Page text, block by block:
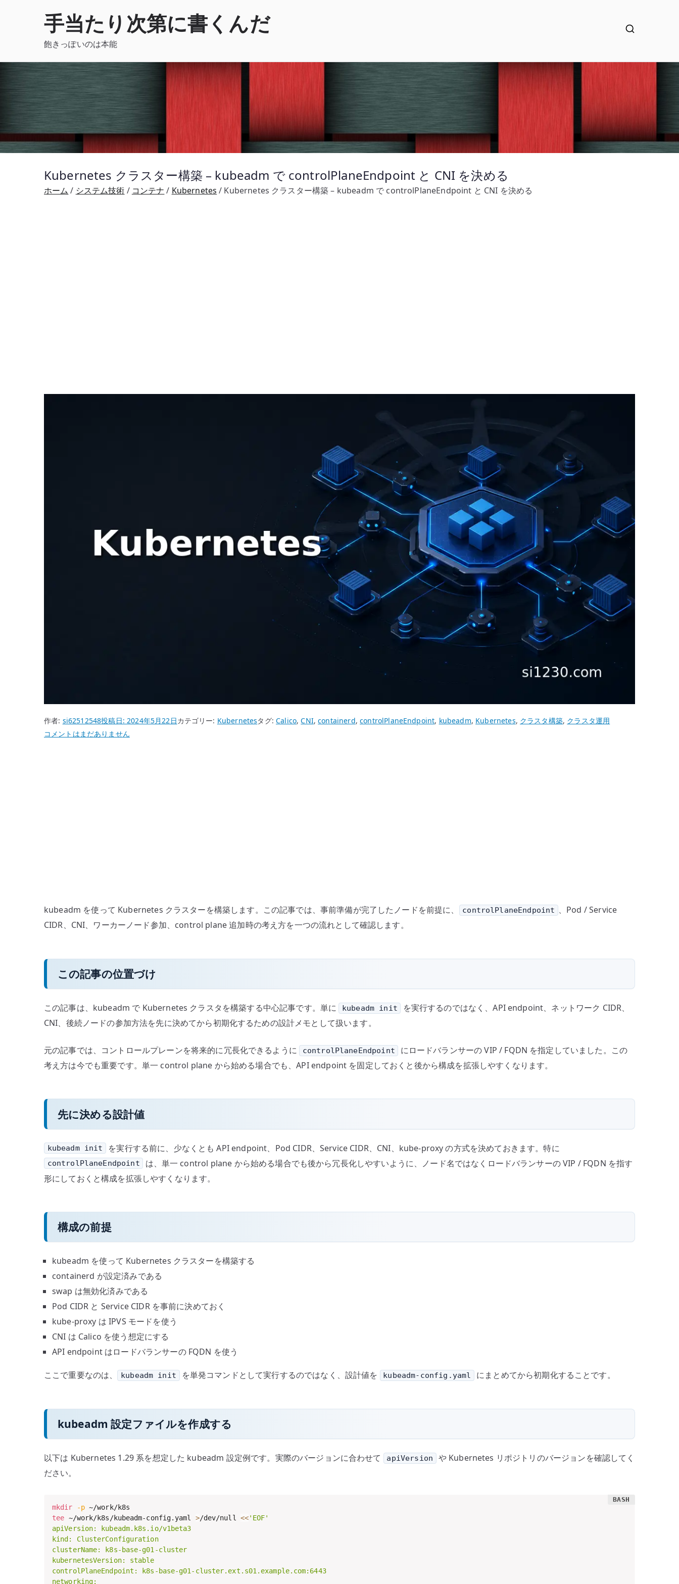
手当たり次第に書くんだ
飽きっぽいのは本能
Kubernetes クラスター構築 – kubeadm で controlPlaneEndpoint と CNI を決める
ホーム システム技術 コンテナ Kubernetes Kubernetes クラスター構築 – kubeadm で controlPlaneEndpoint と CNI を決める
作者: si62512548投稿日:2024年5月22日カテゴリー: Kubernetesタグ:Calico,CNI,containerd,controlPlaneEndpoint, kubeadm, Kubernetes, クラスタ構築, クラスタ運用
Kubernetes
決
る
コメントはまだありません
kubeadm を使って Kubernetes クラスターを構築します。この記事では、事前準備が完了したノードを前提に、 controlPlaneEndpoint 、Pod / Service
CIDR、CNI、ワーカーノード参加、control plane 追加時の考え方を一つの流れとして確認します。
この記事の位置づけ
この記事は、kubeadm で Kubernetes クラスタを構築する中心記事です。単に kubeadm init
を実行するのではなく、API endpoint、ネットワーク CIDR、
CNI、後続ノードの参加方法を先に決めてから初期化するための設計メモとして扱います。
元の記事では、コントロールプレーンを将来的に冗長化できるように controlPlaneEndpoint
にロードバランサーの VIP / FQDN を指定していました。この
考え方は今でも重要です。単一 control plane から始める場合でも、API endpoint を固定しておくと後から構成を拡張しやすくなります。
先に決める設計値
kubeadm init を実行する前に、少なくとも API endpoint、Pod CIDR、Service CIDR、CNI、kube-proxy の方式を決めておきます。特に
controlPlaneEndpoint
は、単一 control plane から始める場合でも後から冗長化しやすいように、ノード名ではなくロードバランサーの VIP / FQDN を指す
形にしておくと構成を拡張しやすくなります。
構成の前提
kubeadm を使って Kubernetes クラスターを構築する
containerd が設定済みである
swap は無効化済みである
Pod CIDR と Service CIDR を事前に決めておく
kube-proxy は IPVS モードを使う
CNI は Calico を使う想定にする
API endpoint はロードバランサーの FQDN を使う
ここで重要なのは、 kubeadm init を単発コマンドとして実行するのではなく、設計値を kubeadm-config.yaml にまとめてから初期化することです。
kubeadm 設定ファイルを作成する
以下は Kubernetes 1.29 系を想定した kubeadm 設定例です。実際のバージョンに合わせて apiVersion
や Kubernetes リポジトリのバージョンを確認してく
ださい。
mkdir -p
tee ~/work/k8s/kubeadm-config.yaml >/dev/null <<'EOF'
apiVersion: kubeadm.k8s.io/v1beta3
kind: ClusterConfiguration
clusterName: k8s-base-g01-cluster
kubernetesVersion: stable
controlPlaneEndpoint: k8s-base-g01-cluster.ext.s01.example.com:6443
networking: